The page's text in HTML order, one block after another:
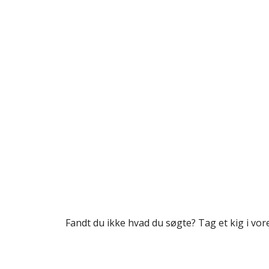
Fandt du ikke hvad du søgte? Tag et kig i